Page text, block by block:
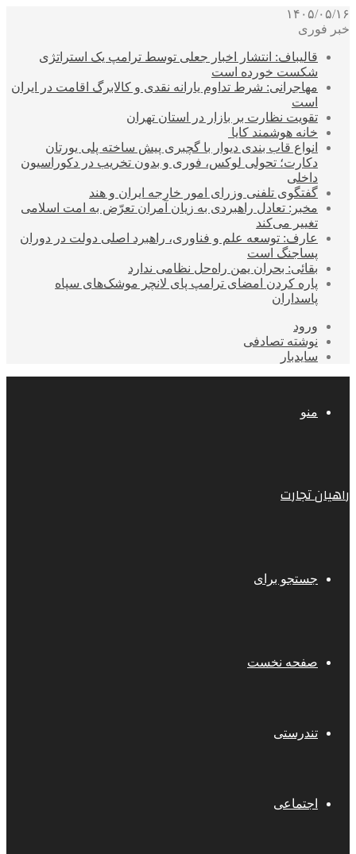
۱۴۰۵/۰۵/۱۶
خبر فوری
قالیباف: انتشار اخبار جعلی توسط ترامپ یک استراتژی
شکست خورده است
مهاجرانی: شرط تداوم یارانه نقدی و کالابرگ اقامت در ایران
است
تقویت نظارت بر بازار در استان تهران
خانه هوشمند کایا
انواع قاب بندی دیوار با گچبری پیش ساخته پلی یورتان
دکارت؛ تحولی لوکس، فوری و بدون تخریب در دکوراسیون
داخلی
گفتگوی تلفنی وزرای امور خارجه ایران و هند
مخبر: تعادل راهبردی به زیان آمران تعرّض به امت اسلامی
تغییر می‌کند
عارف: توسعه علم و فناوری، راهبرد اصلی دولت در دوران
پساجنگ است
بقائی: بحران یمن راه‌حل نظامی ندارد
پاره کردن امضای ترامپ پای لانچر موشک‌های سپاه
پاسداران
ورود
نوشته تصادفی
سایدبار
منو
راهیان تجارت
جستجو برای
صفحه نخست
تندرستی
اجتماعی